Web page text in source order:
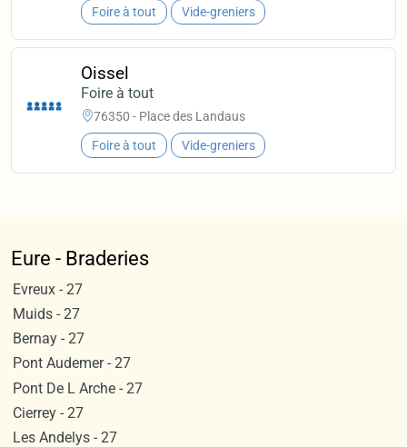
Foire à tout Vide-greniers
Oissel
Foire à tout
76350 - Place des Landaus
Foire à tout Vide-greniers
Eure - Braderies
Evreux - 27
Muids - 27
Bernay - 27
Pont Audemer - 27
Pont De L Arche - 27
Cierrey - 27
Les Andelys - 27